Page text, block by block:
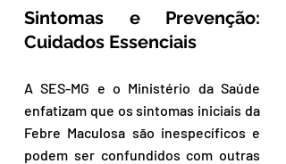
Sintomas e Prevenção:
Cuidados Essenciais
A SES-MG e o Ministério da Saúde
enfatizam que os sintomas iniciais da
Febre Maculosa são inespecíficos e
podem ser confundidos com outras